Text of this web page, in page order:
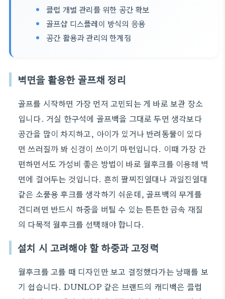
클럽 개별 관리를 위한 공간 확보
골프샵 디스플레이 방식의 응용
공간 활용과 관리의 한계점
벽면을 활용한 골프채 정리
골프를 시작하면 가장 먼저 고민되는 게 바로 보관 장소
입니다. 거실 한구석에 골프백을 그대로 두면 생각보다
공간을 많이 차지하고, 아이가 있거나 반려동물이 있다
면 쓰러질까 봐 신경이 쓰이기 마련입니다. 이때 가장 간
편하면서도 가성비 좋은 방법이 바로 월후크를 이용해 벽
면에 걸어두는 것입니다. 흔히 팔찌진열대나 과일진열대
같은 소품용 후크를 생각하기 쉬운데, 골프백의 무게를
견디려면 반드시 하중을 버틸 수 있는 튼튼한 금속 재질
의 다목적 월후크를 선택해야 합니다.
설치 시 고려해야 할 하중과 고정력
월후크를 고를 때 디자인만 보고 결정했다가는 낭패를 보
기 쉽습니다. DUNLOP 같은 브랜드의 캐디백은 클럽